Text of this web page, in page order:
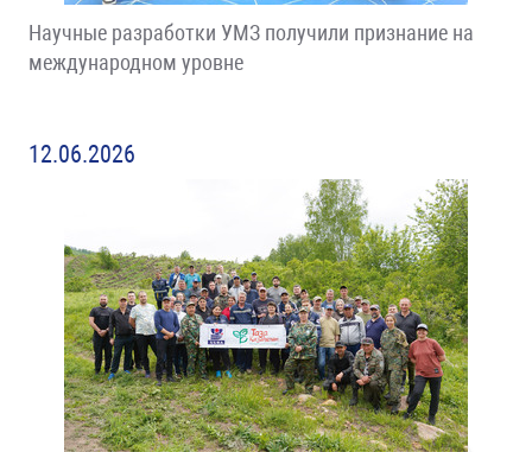
Научные разработки УМЗ получили признание на
международном уровне
12.06.2026